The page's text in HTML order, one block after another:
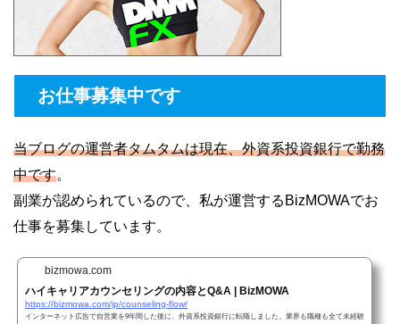
お仕事募集中です
当ブログの運営者タムタムは現在、外資系投資銀行で勤務
中です。
副業が認められているので、私が運営するBizMOWAでお
仕事を募集しています。
bizmowa.com
ハイキャリアカウンセリングの内容とQ&A | BizMOWA
https://bizmowa.com/jp/counseling-flow/
インターネット広告で自営業を9年間した後に、外資系投資銀行に転職しました。業界も職種も全て未経験